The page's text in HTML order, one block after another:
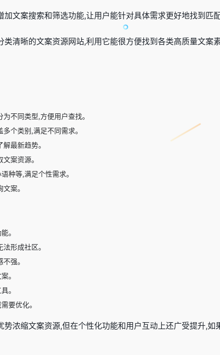
加文案搜索和筛选功能,让用户能针对具体需求更好地找到
类清晰的文案资源网站,利用它能很方便找到各类高质量文案
不同类型,方便用户查找。
个类别,满足不同需求。
最新趋势。
案资源。
种等,满足个性需求。
案。
。
形成社区。
强。
。
。
要优化。
势浓缩文案资源,但在个性化功能和用户互动上还广受提升,